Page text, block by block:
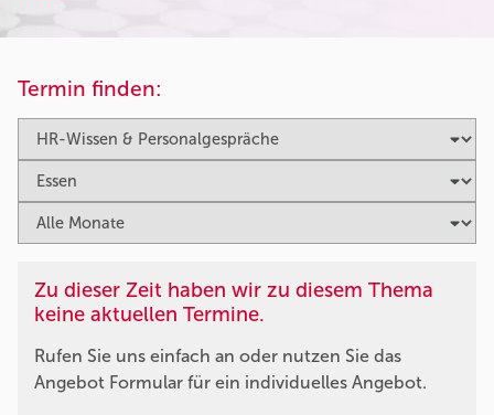
Termin finden:
Zu dieser Zeit haben wir zu diesem Thema
keine aktuellen Termine.
Rufen Sie uns einfach an oder nutzen Sie das
Angebot Formular für ein individuelles Angebot.